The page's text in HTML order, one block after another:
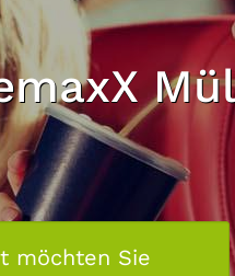
möchten Sie